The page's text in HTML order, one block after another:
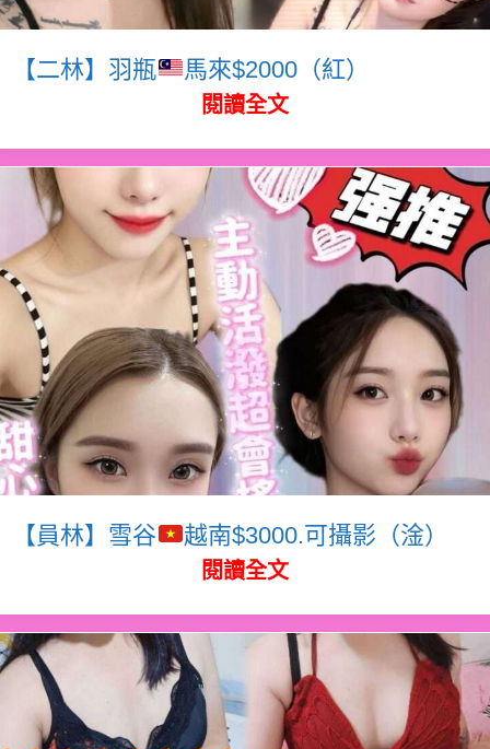
【二林】羽瓶 馬來$2000（紅）
閱讀全文
【員林】雪谷 越南$3000.可攝影（淦）
閱讀全文